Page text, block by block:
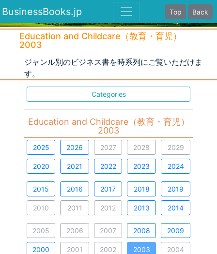
BusinessBooks.jp Top Back
Education and Childcare（教育・育児）
2003
ジャンル別のビジネス書を時系列にご覧いただけま
す。
Categories
Education and Childcare（教育・育児）
2003
2025 2026 2027 2028 2029
2020 2021 2022 2023 2024
2015 2016 2017 2018 2019
2010 2011 2012 2013 2014
2005 2006 2007 2008 2009
2000 2001 2002 2003 2004